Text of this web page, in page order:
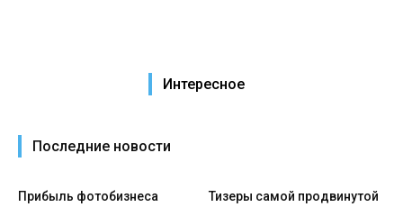
Интересное
Последние новости
Прибыль фотобизнеса
Тизеры самой продвинутой